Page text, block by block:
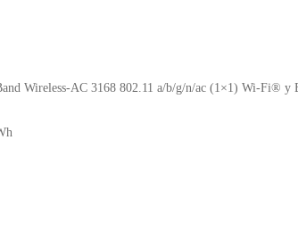
Wireless-AC 3168 802.11 a/b/g/n/ac (1×1) Wi-Fi® y